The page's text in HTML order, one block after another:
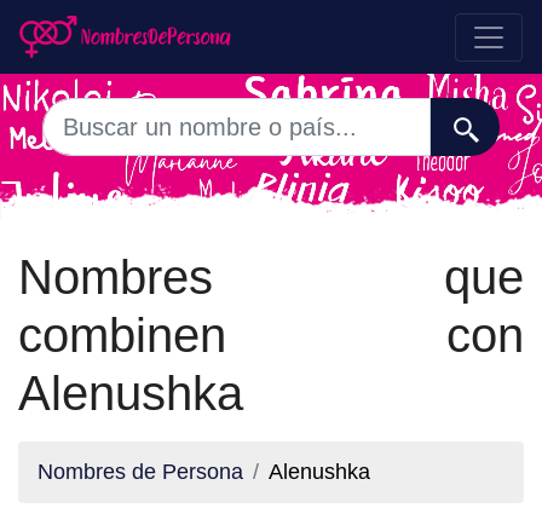
Nombres que
combinen con
Alenushka
Nombres de Persona Alenushka